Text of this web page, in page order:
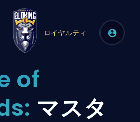
ロイヤルティ
of
マスタ